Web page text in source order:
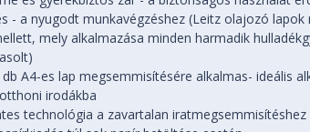
- a nyugodt munkavégzéshez (Leitz olajozó lapok
mely alkalmazása minden harmadik
db A4-es lap megsemmisítésére alkalmas- ideális
irodákba
technológia a zavartalan